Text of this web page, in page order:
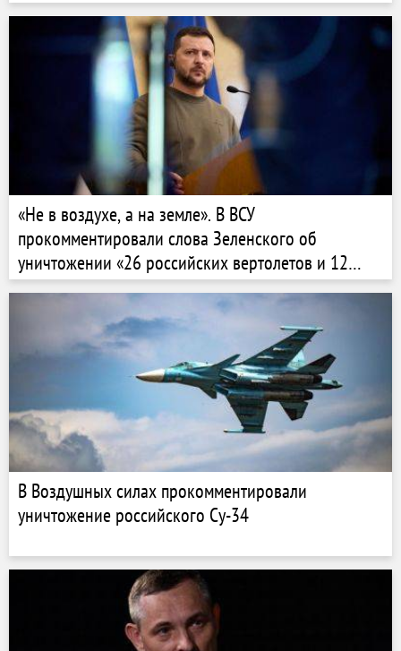
«Не в воздухе, а на земле». В ВСУ
прокомментировали слова Зеленского об
уничтожении «26 российских вертолетов и 12
самолетов за раз»
В Воздушных силах прокомментировали
уничтожение российского Су-34